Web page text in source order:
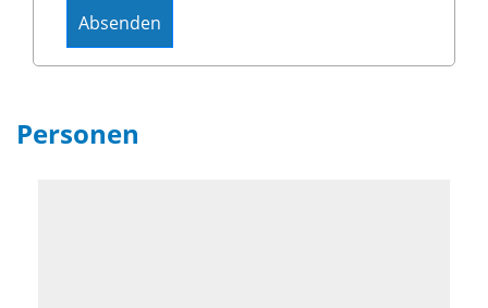
Personen